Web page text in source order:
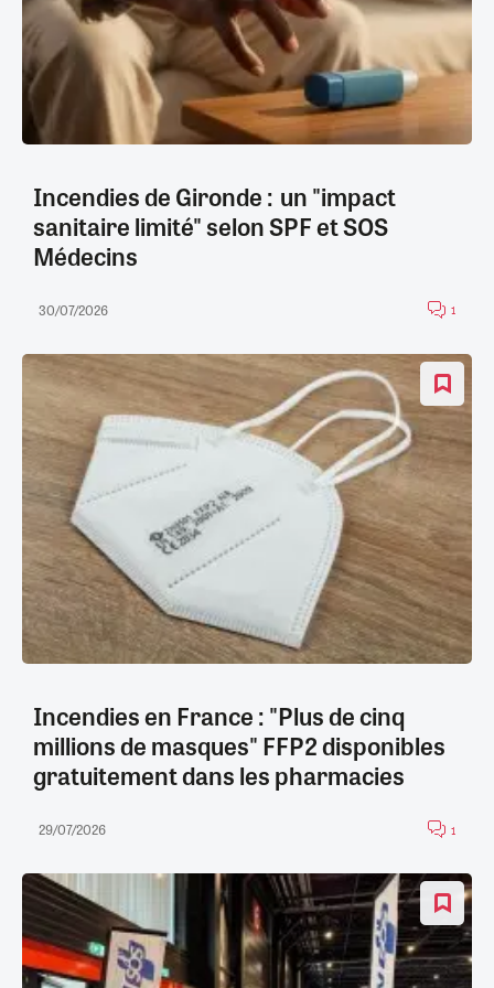
Incendies de Gironde : un "impact
sanitaire limité" selon SPF et SOS
Médecins
30/07/2026 1
Incendies en France : "Plus de cinq
millions de masques" FFP2 disponibles
gratuitement dans les pharmacies
29/07/2026 1